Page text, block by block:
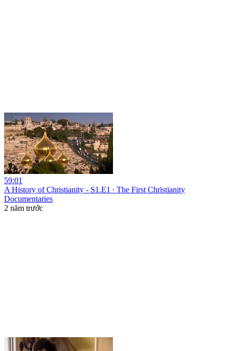
59:01
A History of Christianity - S1.E1 ∙ The First Christianity
Documentaries
2 năm trước